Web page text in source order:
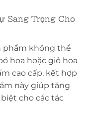
Sang Trọng Cho
phẩm không thể
hoa hoặc giỏ hoa
cao cấp, kết hợp
này giúp tăng
cho các tác